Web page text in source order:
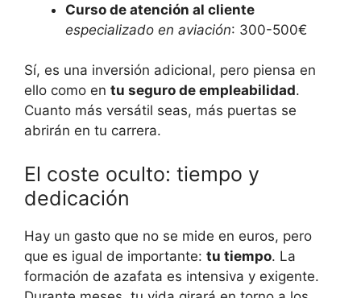
Curso de atención al cliente
especializado en aviación: 300-500€
Sí, es una inversión adicional, pero piensa en
ello como en tu seguro de empleabilidad.
Cuanto más versátil seas, más puertas se
abrirán en tu carrera.
El coste oculto: tiempo y
dedicación
Hay un gasto que no se mide en euros, pero
que es igual de importante: tu tiempo. La
formación de azafata es intensiva y exigente.